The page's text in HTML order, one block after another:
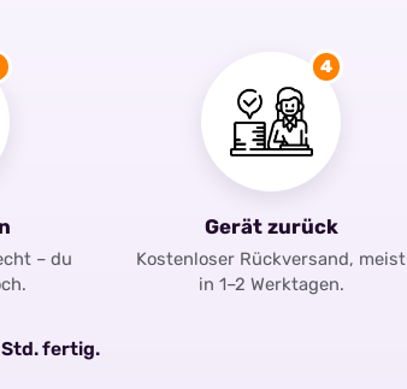
– du
4
Gerät zurück
Kostenloser Rückversand, meist
in 1–2 Werktagen.
Std. fertig.